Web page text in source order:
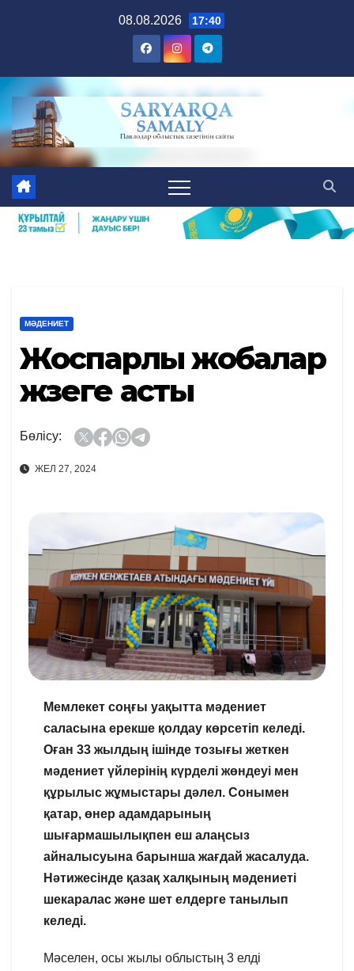
08.08.2026 17:40
МӘДЕНИЕТ
Жоспарлы жобалар
жүзеге асты
Бөлісу:
ЖЕЛ 27, 2024
Мемлекет соңғы уақытта мәдениет
саласына ерекше қолдау көрсетіп келеді.
Оған 33 жылдың ішінде тозығы жеткен
мәдениет үйлерінің күрделі жөндеуі мен
құрылыс жұмыстары дәлел. Сонымен
қатар, өнер адамдарының
шығармашылықпен еш алаңсыз
айналысуына барынша жағдай жасалуда.
Нәтижесінде қазақ халқының мәдениеті
шекаралас және шет елдерге танылып
келеді.
Мәселен, осы жылы облыстың 3 елді